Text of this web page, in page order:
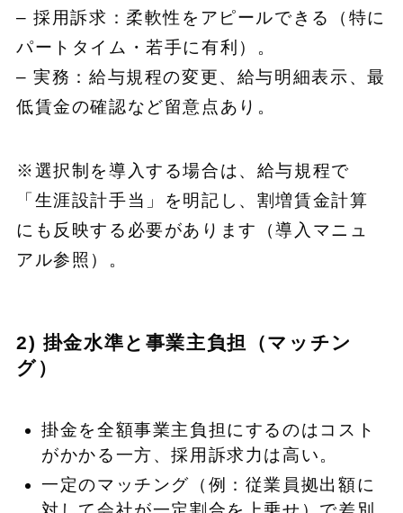
– 採用訴求：柔軟性をアピールできる（特に
パートタイム・若手に有利）。
– 実務：給与規程の変更、給与明細表示、最
低賃金の確認など留意点あり。
※選択制を導入する場合は、給与規程で
「生涯設計手当」を明記し、割増賃金計算
にも反映する必要があります（導入マニュ
アル参照）。
2) 掛金水準と事業主負担（マッチン
グ）
掛金を全額事業主負担にするのはコスト
がかかる一方、採用訴求力は高い。
一定のマッチング（例：従業員拠出額に